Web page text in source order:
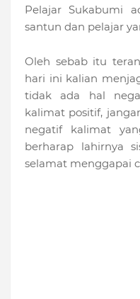
Pelajar Sukabumi
santun dan pelajar
Oleh sebab itu
hari ini kalian
tidak ada hal
kalimat positif,
negatif kalimat
berharap lahirnya
selamat menggapai